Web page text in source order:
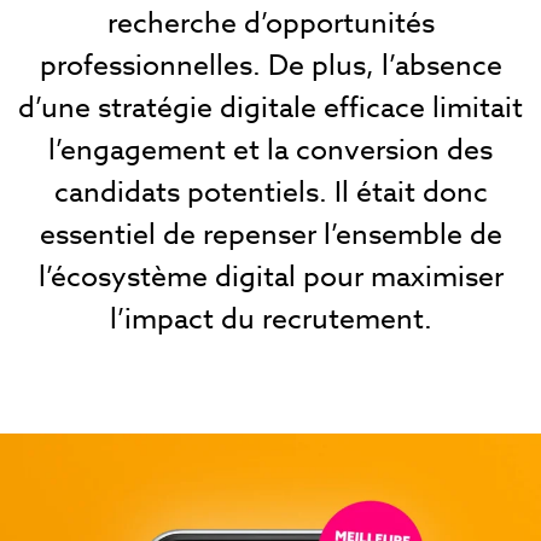
recherche d’opportunités
professionnelles. De plus, l’absence
d’une stratégie digitale efficace limitait
l’engagement et la conversion des
candidats potentiels. Il était donc
essentiel de repenser l’ensemble de
l’écosystème digital pour maximiser
l’impact du recrutement.